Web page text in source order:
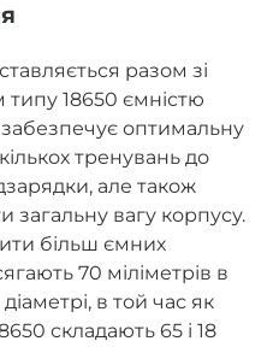
разом зі
18650 ємністю
оптимальну
тренувань до
але також
загальну вагу корпусу.
більш ємних
70 міліметрів в
в той час як
складають 65 і 18